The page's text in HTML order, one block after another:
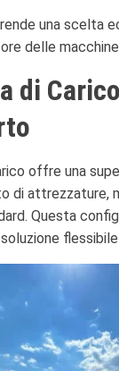
una scelta
delle
di
offre una
di attrezzature,
Questa